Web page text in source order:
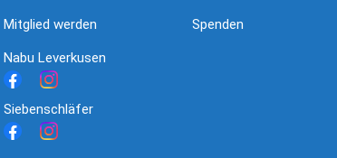
Mitglied werden
Nabu Leverkusen
Siebenschläfer
Spenden